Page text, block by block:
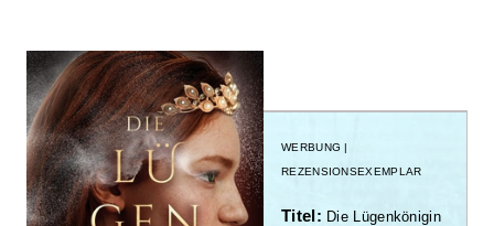
WERBUNG |
REZENSIONSEXEMPLAR
Titel: Die Lügenkönigin